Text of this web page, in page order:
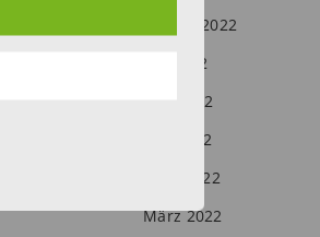
August 2022
Juli 2022
Juni 2022
Mai 2022
April 2022
März 2022